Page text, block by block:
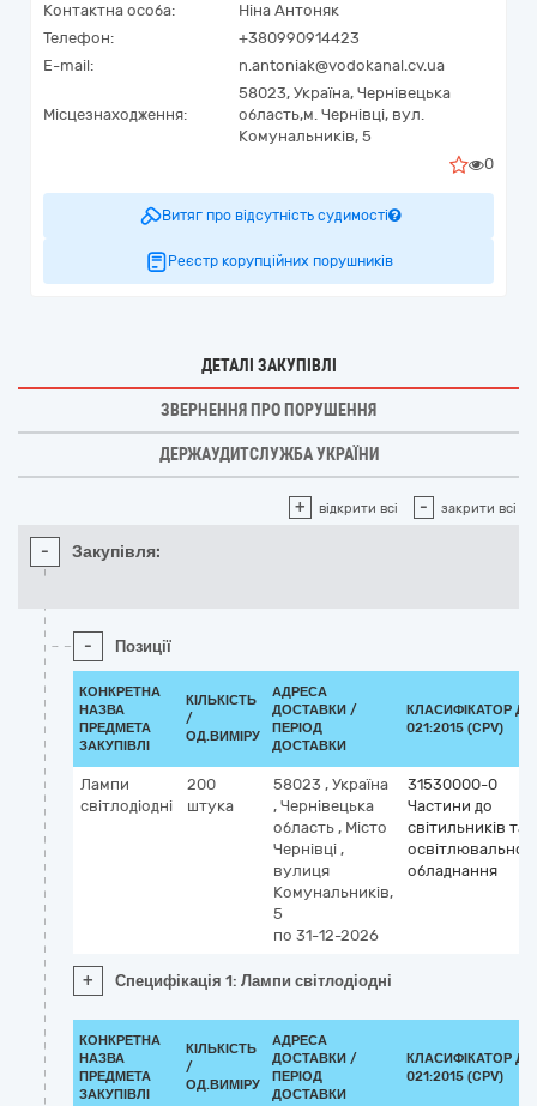
Контактна особа:
Ніна Антоняк
Телефон:
+380990914423
E-mail:
n.antoniak@vodokanal.cv.ua
Місцезнаходження:
58023, Україна, Чернівецька
область,м. Чернівці, вул.
Комунальників, 5
0
Витяг про відсутність судимості
Реєстр корупційних порушників
ДЕТАЛІ ЗАКУПІВЛІ
ЗВЕРНЕННЯ ПРО ПОРУШЕННЯ
ДЕРЖАУДИТСЛУЖБА УКРАЇНИ
+ відкрити всі - закрити всі
- Закупівля:
- Позиції
КОНКРЕТНА
НАЗВА
ПРЕДМЕТА
ЗАКУПІВЛІ
КІЛЬКІСТЬ
/
ОД.ВИМІРУ
АДРЕСА
ДОСТАВКИ /
ПЕРІОД
ДОСТАВКИ
КЛАСИФІКАТОР ДК
021:2015 (CPV)
Лампи
світлодіодні
200
штука
58023 , Україна
, Чернівецька
область , Місто
Чернівці ,
вулиця
Комунальників,
5
по 31-12-2026
31530000-0
Частини до
світильників та
обладнання
+ Специфікація 1: Лампи світлодіодні
КОНКРЕТНА
НАЗВА
ПРЕДМЕТА
ЗАКУПІВЛІ
КІЛЬКІСТЬ
/
ОД.ВИМІРУ
АДРЕСА
ДОСТАВКИ /
ПЕРІОД
ДОСТАВКИ
КЛАСИФІКАТОР ДК
021:2015 (CPV)